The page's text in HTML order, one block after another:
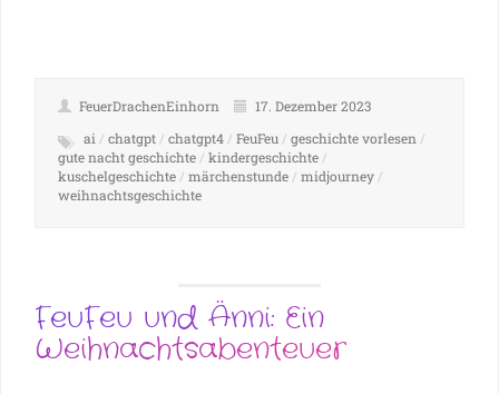
FeuerDrachenEinhorn
17. Dezember 2023
ai / chatgpt / chatgpt4 / FeuFeu / geschichte vorlesen /
gute nacht geschichte / kindergeschichte /
kuschelgeschichte / märchenstunde / midjourney /
weihnachtsgeschichte
FeuFeu und Änni: Ein
Weihnachtsabenteuer